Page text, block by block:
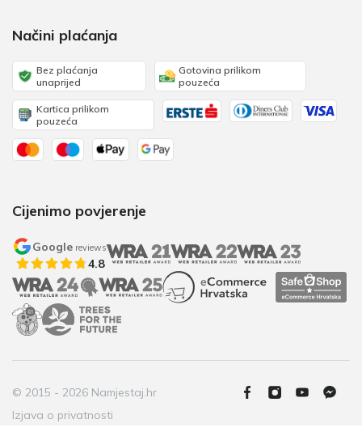
Načini plaćanja
Bez plaćanja
unaprijed
Gotovina prilikom
pouzeća
Kartica prilikom
pouzeća
Cijenimo povjerenje
Google reviews
4.8
© 2015 - 2026 Namjestaj.hr
Izjava o privatnosti